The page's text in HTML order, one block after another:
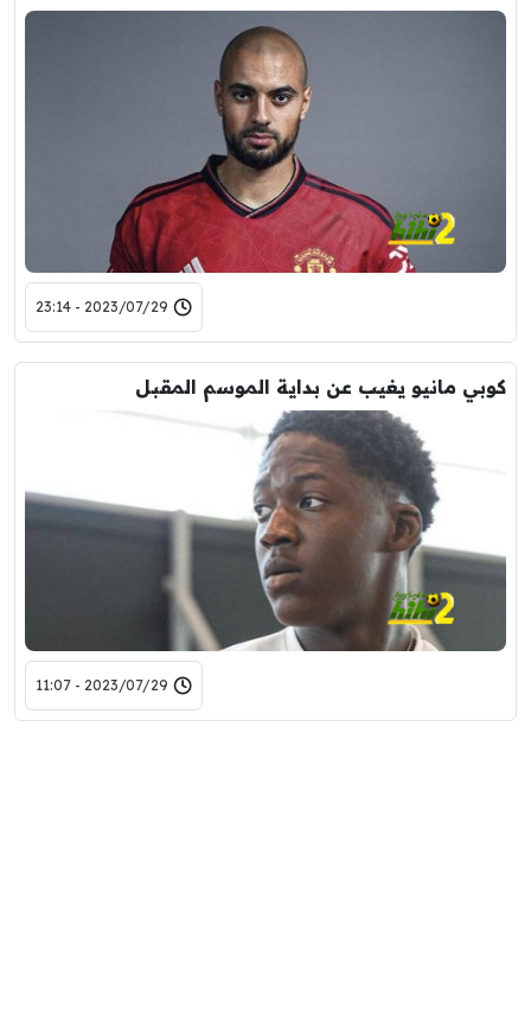
2023/07/29 - 23:14
كوبي مانيو يغيب عن بداية الموسم المقبل
2023/07/29 - 11:07